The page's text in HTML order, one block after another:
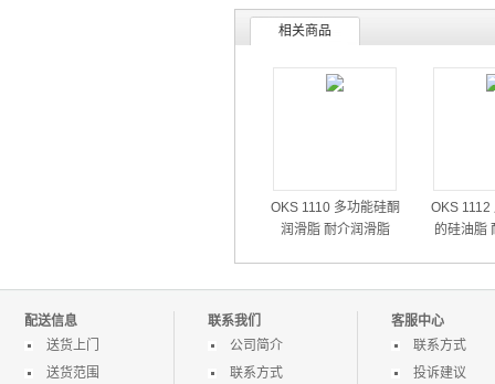
相关商品
OKS 1110 多功能硅酮
润滑脂 耐介润滑脂
OKS 1112
的硅油脂
配送信息
送货上门
送货范围
联系我们
公司简介
联系方式
客服中心
联系方式
投诉建议